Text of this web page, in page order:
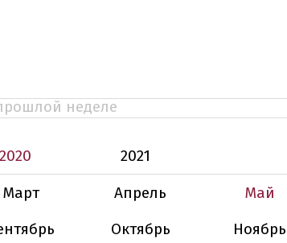
неделе
2020
2021
Март Апрель Май
Октябрь Ноябрь